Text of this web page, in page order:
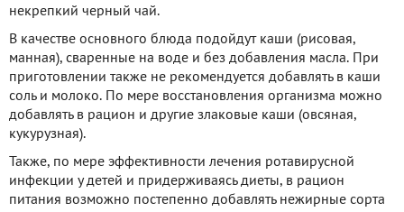
некрепкий черный чай.
В качестве основного блюда подойдут каши (рисовая,
манная), сваренные на воде и без добавления масла. При
приготовлении также не рекомендуется добавлять в каши
соль и молоко. По мере восстановления организма можно
добавлять в рацион и другие злаковые каши (овсяная,
кукурузная).
Также, по мере эффективности лечения ротавирусной
инфекции у детей и придерживаясь диеты, в рацион
питания возможно постепенно добавлять нежирные сорта